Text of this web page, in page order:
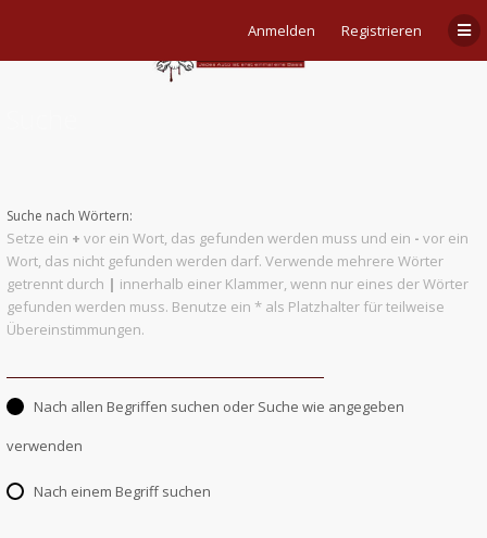
Anmelden Registrieren
Suche nach Wörtern:
Setze ein + vor ein Wort, das gefunden werden muss und ein - vor ein
Wort, das nicht gefunden werden darf. Verwende mehrere Wörter
getrennt durch | innerhalb einer Klammer, wenn nur eines der Wörter
gefunden werden muss. Benutze ein * als Platzhalter für teilweise
Übereinstimmungen.
Nach allen Begriffen suchen oder Suche wie angegeben
verwenden
Nach einem Begriff suchen